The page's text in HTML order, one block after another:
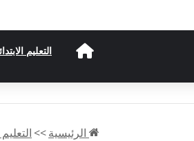
الرئيسيةالتعليم
الرئيسية>>